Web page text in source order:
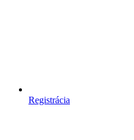
Registrácia